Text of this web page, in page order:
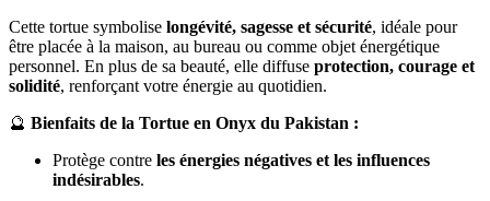
Cette tortue symbolise longévité, sagesse et sécurité, idéale pour
être placée à la maison, au bureau ou comme objet énergétique
personnel. En plus de sa beauté, elle diffuse protection, courage et
solidité, renforçant votre énergie au quotidien.
🔮 Bienfaits de la Tortue en Onyx du Pakistan :
Protège contre les énergies négatives et les influences
indésirables.